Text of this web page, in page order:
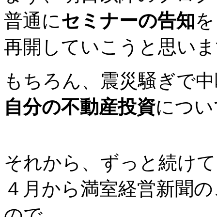
普通にセミナーの告知
再開していこうと思い
もちろん、震災騒ぎで
自分の不動産投資につ
それから、ずっと続け
４月から満室経営新聞